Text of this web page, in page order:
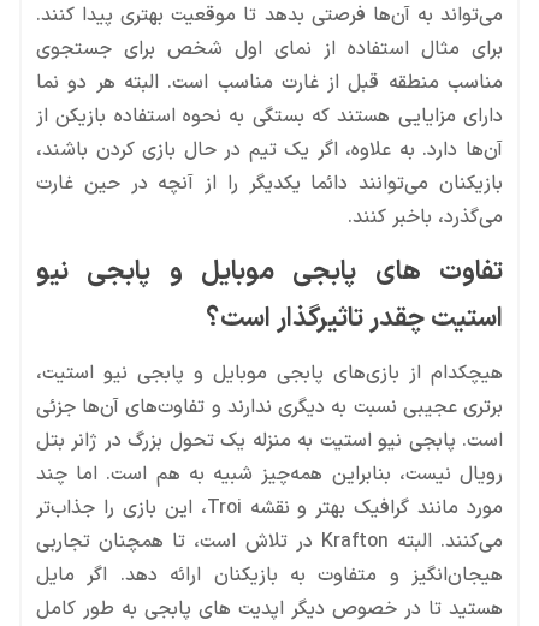
می‌تواند به آن‌ها فرصتی بدهد تا موقعیت بهتری پیدا کنند.
برای مثال استفاده از نمای اول شخص برای جستجوی
مناسب منطقه قبل از غارت مناسب است. البته هر دو نما
دارای مزایایی هستند که بستگی به نحوه استفاده بازیکن از
آن‌ها دارد. به علاوه، اگر یک تیم در حال بازی کردن باشند،
بازیکنان می‌توانند دائما یکدیگر را از آنچه در حین غارت
می‌گذرد، باخبر کنند.
تفاوت های پابجی موبایل و پابجی نیو
استیت چقدر تاثیرگذار است؟
هیچکدام از بازی‌های پابجی موبایل و پابجی نیو استیت،
برتری عجیبی نسبت به دیگری ندارند و تفاوت‌های آن‌ها جزئی
است. پابجی نیو استیت به منزله یک تحول بزرگ در ژانر بتل
رویال نیست، بنابراین همه‌چیز شبیه به هم است. اما چند
مورد مانند گرافیک بهتر و نقشه Troi، این بازی را جذاب‌تر
می‌کنند. البته Krafton در تلاش است، تا همچنان تجاربی
هیجان‌انگیز و متفاوت به بازیکنان ارائه دهد. اگر مایل
هستید تا در خصوص دیگر اپدیت های پابجی به طور کامل